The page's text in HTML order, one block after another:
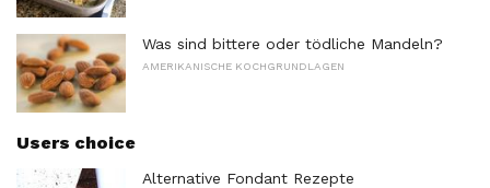
Was sind bittere oder tödliche Mandeln?
AMERIKANISCHE KOCHGRUNDLAGEN
Users choice
Alternative Fondant Rezepte